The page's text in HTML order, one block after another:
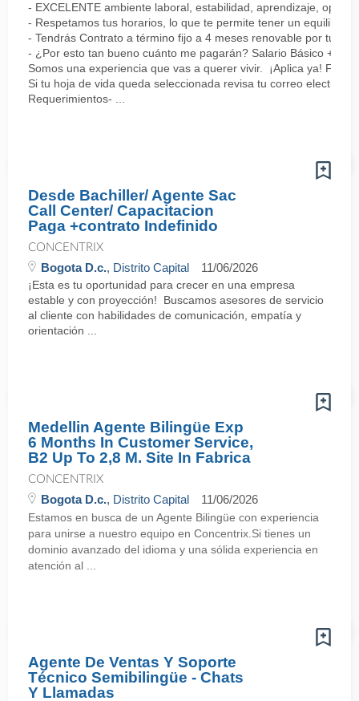
- EXCELENTE ambiente laboral, estabilidad, aprendizaje,
- Respetamos tus horarios, lo que te permite tener un equilibrio
- Tendrás Contrato a término fijo a 4 meses renovable por tu
- ¿Por esto tan bueno cuánto me pagarán? Salario Básico +
Somos una experiencia que vas a querer vivir. ¡Aplica ya!
Si tu hoja de vida queda seleccionada revisa tu correo
Requerimientos- ...
Desde Bachiller/ Agente Sac
Call Center/ Capacitacion
Paga +contrato Indefinido
CONCENTRIX
Bogota D.c., Distrito Capital 11/06/2026
¡Esta es tu oportunidad para crecer en una empresa
estable y con proyección! Buscamos asesores de servicio
al cliente con habilidades de comunicación, empatía y
orientación ...
Medellin Agente Bilingüe Exp
6 Months In Customer Service,
B2 Up To 2,8 M. Site In Fabrica
CONCENTRIX
Bogota D.c., Distrito Capital 11/06/2026
Estamos en busca de un Agente Bilingüe con experiencia
para unirse a nuestro equipo en Concentrix.Si tienes un
dominio avanzado del idioma y una sólida experiencia en
atención al ...
Agente De Ventas Y Soporte
Técnico Semibilingüe - Chats
Y Llamadas